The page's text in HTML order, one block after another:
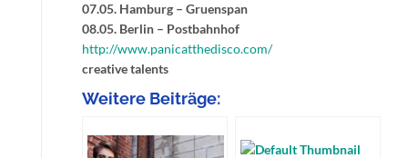
07.05. Hamburg – Gruenspan
08.05. Berlin – Postbahnhof
http://www.panicatthedisco.com/
creative talents
Weitere Beiträge: